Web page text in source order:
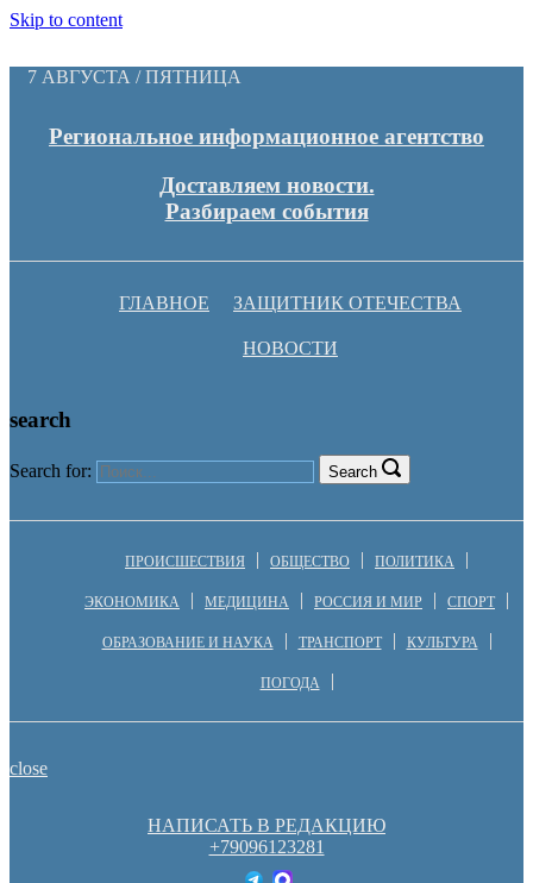
Skip to content
7 АВГУСТА / ПЯТНИЦА
Региональное информационное агентство
Доставляем новости.
Разбираем события
ГЛАВНОЕ ЗАЩИТНИК ОТЕЧЕСТВА
НОВОСТИ
search
Search for: Search
ПРОИСШЕСТВИЯ ОБЩЕСТВО ПОЛИТИКА
ЭКОНОМИКА МЕДИЦИНА РОССИЯ И МИР СПОРТ
ОБРАЗОВАНИЕ И НАУКА ТРАНСПОРТ КУЛЬТУРА
ПОГОДА
close
НАПИСАТЬ В РЕДАКЦИЮ
+79096123281